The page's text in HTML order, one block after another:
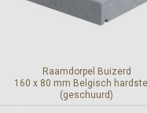
Raamdorpel Buizerd
160 x 80 mm Belgisch
(geschuurd)